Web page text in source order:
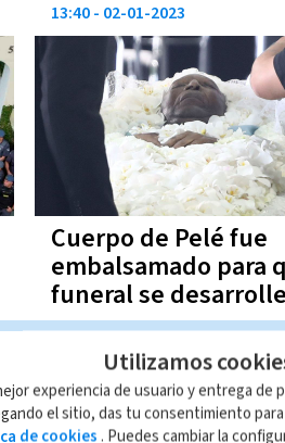
Cuerpo de Pelé fue
embalsamado para
funeral se
féretro abierto
13:40 02-01-2023
08:27 30-12-2022
Utilizamos
experiencia de usuario y entrega de
el sitio, das tu consentimiento
de cookies . Puedes cambiar la